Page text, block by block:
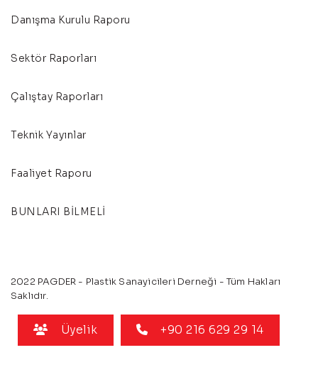
Danışma Kurulu Raporu
Sektör Raporları
Çalıştay Raporları
Teknik Yayınlar
Faaliyet Raporu
BUNLARI BİLMELİ
2022 PAGDER - Plastik Sanayicileri Derneği - Tüm Hakları
Saklıdır.
Üyelik +90 216 629 29 14